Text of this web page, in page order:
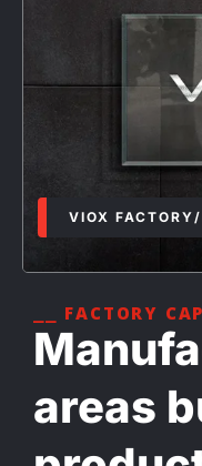
VIOX
⎯⎯ FACTORY
areas